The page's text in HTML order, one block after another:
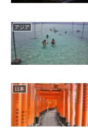
アジア
日本